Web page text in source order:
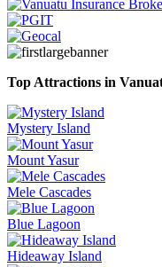
Top Attractions in
Mystery Island
Mount Yasur
Mele Cascades
Blue Lagoon
Hideaway Island